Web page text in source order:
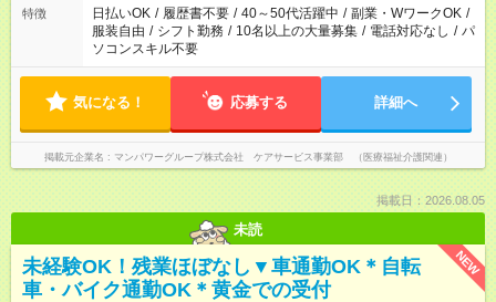
特徴 日払いOK / 履歴書不要 / 40～50代活躍中 / 副業・WワークOK /
服装自由 / シフト勤務 / 10名以上の大量募集 / 電話対応なし / パ
ソコンスキル不要
気になる！ 応募する 詳細へ
掲載元企業名 マンパワーグループ株式会社 ケアサービス事業部 （医療福祉介護関連）
掲載日：2026.08.05
未読
NEW
未経験OK！残業ほぼなし▼車通勤OK＊自転
車・バイク通勤OK＊黄金での受付